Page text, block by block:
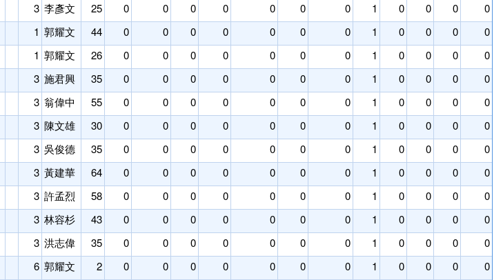
3 李彥文 25 0 0 0 0 0 0 0 1 0 0 0 0
1 郭耀文 44 0 0 0 0 0 0 0 1 0 0 0 0
1 郭耀文 26 0 0 0 0 0 0 0 1 0 0 0 0
3 施君興 35 0 0 0 0 0 0 0 1 0 0 0 0
3 翁偉中 55 0 0 0 0 0 0 0 1 0 0 0 0
3 陳文雄 30 0 0 0 0 0 0 0 1 0 0 0 0
3 吳俊德 35 0 0 0 0 0 0 0 1 0 0 0 0
3 黃建華 64 0 0 0 0 0 0 0 1 0 0 0 0
3 許孟烈 58 0 0 0 0 0 0 0 1 0 0 0 0
3 林容杉 43 0 0 0 0 0 0 0 1 0 0 0 0
3 洪志偉 35 0 0 0 0 0 0 0 1 0 0 0 0
6 郭耀文 2 0 0 0 0 0 0 0 1 0 0 0 0